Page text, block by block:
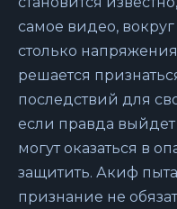
самое видео, вокруг
столько
решается
последствий для
если правда
могут оказаться в
защитить. Акиф
признание не